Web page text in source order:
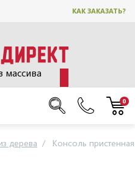
КАК ЗАКАЗАТЬ?
массива
0
дерева Консоль